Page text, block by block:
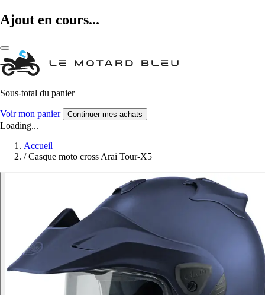
Ajout en cours...
Sous-total du panier
Voir mon panier Continuer mes achats
Loading...
Accueil
/ Casque moto cross Arai Tour-X5